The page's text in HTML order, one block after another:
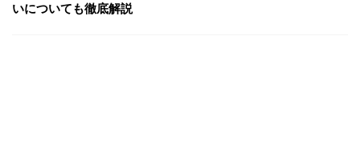
いについても徹底解説